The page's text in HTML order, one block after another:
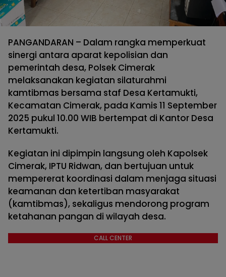
PANGANDARAN – Dalam rangka memperkuat
sinergi antara aparat kepolisian dan
pemerintah desa, Polsek Cimerak
melaksanakan kegiatan silaturahmi
kamtibmas bersama staf Desa Kertamukti,
Kecamatan Cimerak, pada Kamis 11 September
2025 pukul 10.00 WIB bertempat di Kantor Desa
Kertamukti.
Kegiatan ini dipimpin langsung oleh Kapolsek
Cimerak, IPTU Ridwan, dan bertujuan untuk
mempererat koordinasi dalam menjaga situasi
keamanan dan ketertiban masyarakat
(kamtibmas), sekaligus mendorong program
ketahanan pangan di wilayah desa.
CALL CENTER